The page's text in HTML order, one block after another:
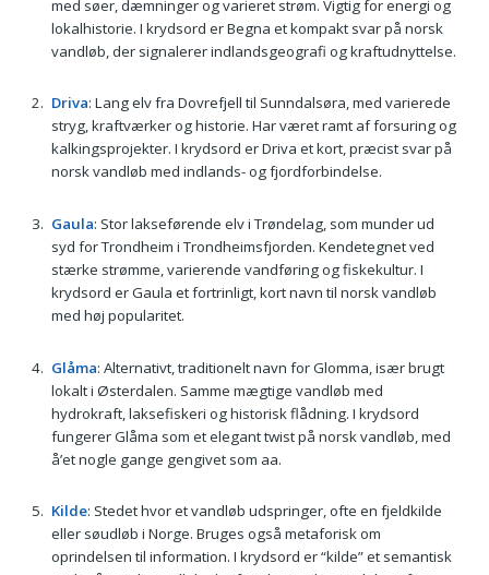
med søer, dæmninger og varieret strøm. Vigtig for energi og
lokalhistorie. I krydsord er Begna et kompakt svar på norsk
vandløb, der signalerer indlandsgeografi og kraftudnyttelse.
Driva: Lang elv fra Dovrefjell til Sunndalsøra, med varierede
stryg, kraftværker og historie. Har været ramt af forsuring og
kalkingsprojekter. I krydsord er Driva et kort, præcist svar på
norsk vandløb med indlands- og fjordforbindelse.
Gaula: Stor lakseførende elv i Trøndelag, som munder ud
syd for Trondheim i Trondheimsfjorden. Kendetegnet ved
stærke strømme, varierende vandføring og fiskekultur. I
krydsord er Gaula et fortrinligt, kort navn til norsk vandløb
med høj popularitet.
Glåma: Alternativt, traditionelt navn for Glomma, især brugt
lokalt i Østerdalen. Samme mægtige vandløb med
hydrokraft, laksefiskeri og historisk flådning. I krydsord
fungerer Glåma som et elegant twist på norsk vandløb, med
å’et nogle gange gengivet som aa.
Kilde: Stedet hvor et vandløb udspringer, ofte en fjeldkilde
eller søudløb i Norge. Bruges også metaforisk om
oprindelsen til information. I krydsord er “kilde” et semantisk